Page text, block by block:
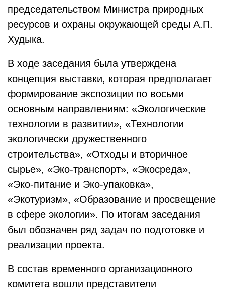
председательством Министра природных
ресурсов и охраны окружающей среды А.П.
Худыка.
В ходе заседания была утверждена
концепция выставки, которая предполагает
формирование экспозиции по восьми
основным направлениям: «Экологические
технологии в развитии», «Технологии
экологически дружественного
строительства», «Отходы и вторичное
сырье», «Эко-транспорт», «Экосреда»,
«Эко-питание и Эко-упаковка»,
«Экотуризм», «Образование и просвещение
в сфере экологии». По итогам заседания
был обозначен ряд задач по подготовке и
реализации проекта.
В состав временного организационного
комитета вошли представители